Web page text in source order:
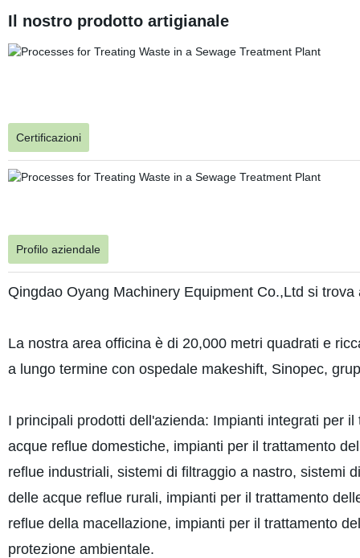
Il nostro prodotto artigianale
Certificazioni
Profilo aziendale
Qingdao Oyang Machinery Equipment Co.,Ltd si
La nostra area officina è di 20,000 metri quadrati e
a lungo termine con ospedale makeshift, Sinopec,
I principali prodotti dell'azienda: Impianti integrati per
acque reflue domestiche, impianti per il trattamento
reflue industriali, sistemi di filtraggio a nastro, sistemi
delle acque reflue rurali, impianti per il trattamento
reflue della macellazione, impianti per il trattamento
protezione ambientale.